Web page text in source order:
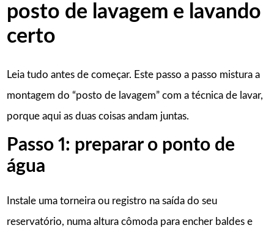
posto de lavagem e lavando
certo
Leia tudo antes de começar. Este passo a passo mistura a
montagem do “posto de lavagem” com a técnica de lavar,
porque aqui as duas coisas andam juntas.
Passo 1: preparar o ponto de
água
Instale uma torneira ou registro na saída do seu
reservatório, numa altura cômoda para encher baldes e